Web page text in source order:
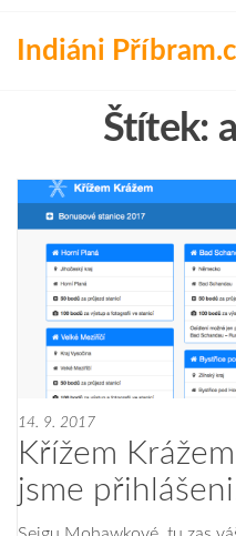
obsahIndiáni
Štítek:
14. 9. 2017
Křížem
jsme